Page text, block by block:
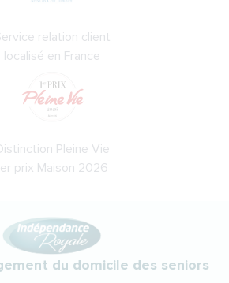
relation client
localisé en France
Pleine Vie
prix Maison 2026
du domicile des seniors